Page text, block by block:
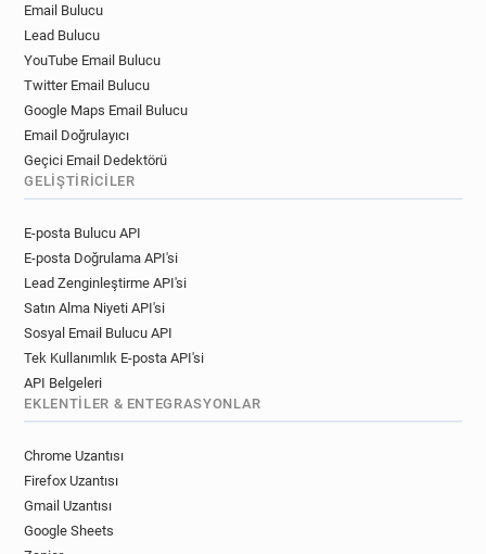
Email Bulucu
Lead Bulucu
YouTube Email Bulucu
Twitter Email Bulucu
Google Maps Email Bulucu
Email Doğrulayıcı
Geçici Email Dedektörü
GELIŞTIRICILER
E-posta Bulucu API
E-posta Doğrulama API'si
Lead Zenginleştirme API'si
Satın Alma Niyeti API'si
Sosyal Email Bulucu API
Tek Kullanımlık E-posta API'si
API Belgeleri
EKLENTILER & ENTEGRASYONLAR
Chrome Uzantısı
Firefox Uzantısı
Gmail Uzantısı
Google Sheets